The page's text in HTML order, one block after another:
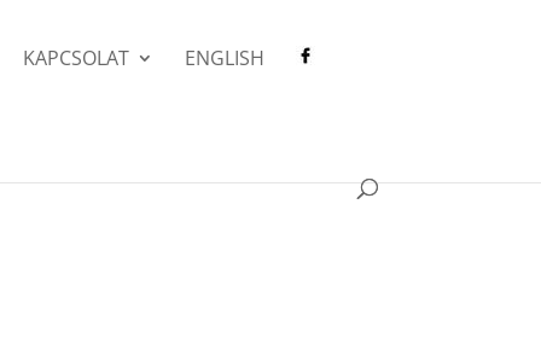
KAPCSOLAT ENGLISH